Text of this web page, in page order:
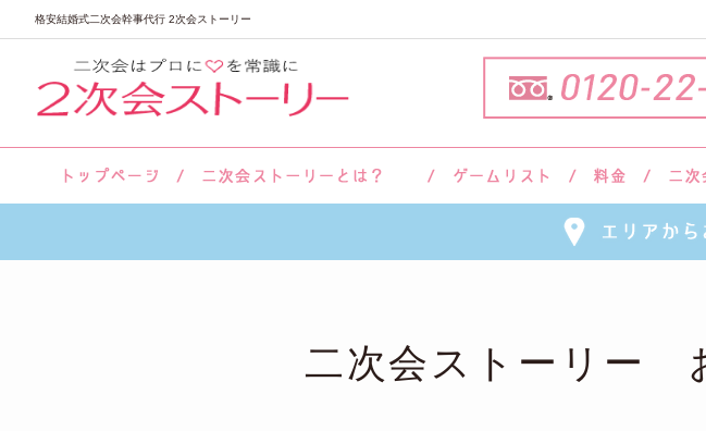
格安結婚式二次会幹事代行 2次会ストーリー
二次会ストーリー